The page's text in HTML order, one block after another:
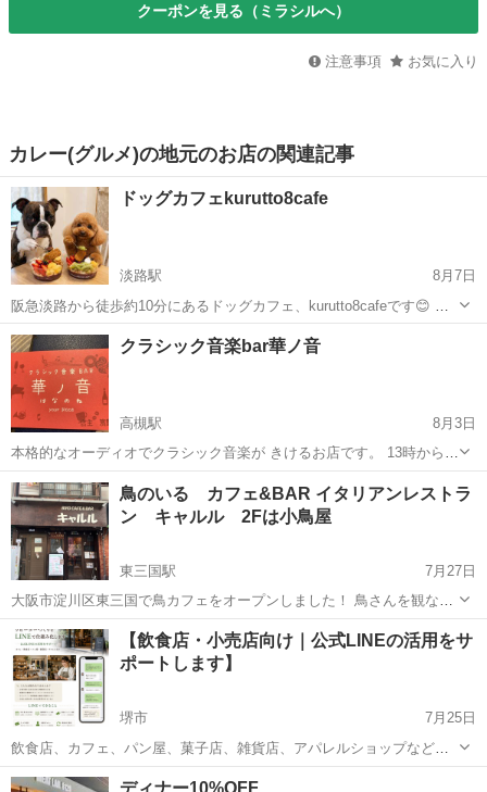
クーポンを見る（ミラシルへ）
注意事項 お気に入り
カレー(グルメ)の地元のお店の関連記事
ドッグカフェkurutto8cafe
淡路駅
8月7日
阪急淡路から徒歩約10分にあるドッグカフェ、kurutto8cafeです😊 第
二、第四土曜日にアサイーボウル始めました🎶 (通常のカフェメニュー
大阪 大阪市 グルメ
クラシック音楽bar華ノ音
高槻駅
8月3日
本格的なオーディオでクラシック音楽が きけるお店です。 13時から営
業しているので カフェとしても利用可能です。 大阪府高槻市芥川1丁
目15-14 2階 JR高槻駅より徒歩5分
大阪 高槻市
鳥のいる カフェ&BAR イタリアンレストラ
ン キャルル 2Fは小鳥屋
東三国駅
7月27日
大阪市淀川区東三国で鳥カフェをオープンしました！ 鳥さんを観なが
ら、お食事やお酒を楽しめるるお店です！ 手作りピザ パスタ お
肉 が美味しい チャージ料金はかかりません 税込でお安いリーズナブ
ル価格 11:30〜15...
大阪 大阪市 東三国駅 カフェ 文鳥
【飲食店・小売店向け｜公式LINEの活用をサ
ポートします】
堺市
7月25日
飲食店、カフェ、パン屋、菓子店、雑貨店、アパレルショップなど、
地域のお店を運営されている方へ。 このようなお悩みはありません
大阪 堺市 カフェ